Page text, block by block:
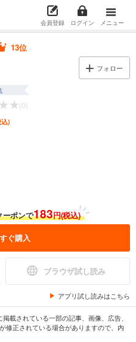
会員登録 ログイン メニュー
13位
フォロー
(0)
)
ーポンで183円(税込)
ぐ購入
ブラウザ試し読み
アプリ試し読みはこちら
載されている一部の記事、画像、広告、
修正されている場合がありますので、内